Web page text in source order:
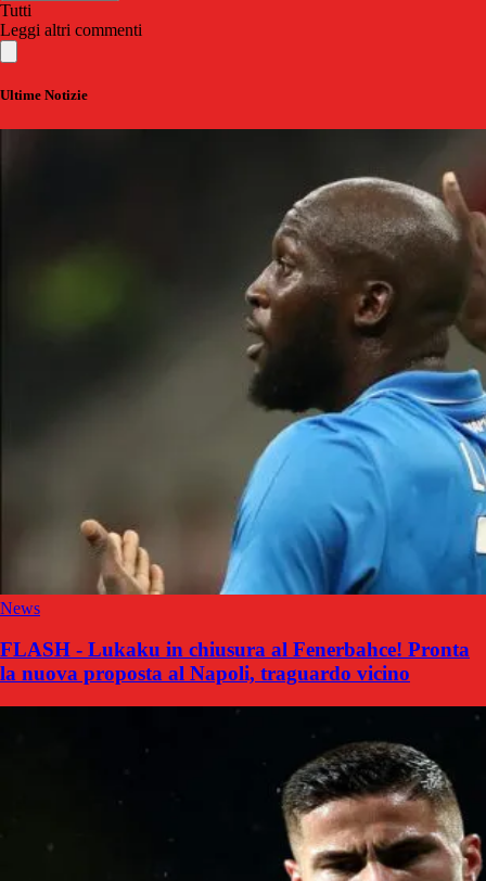
Tutti
Leggi altri commenti
Ultime Notizie
News
FLASH - Lukaku in chiusura al Fenerbahce! Pronta
la nuova proposta al Napoli, traguardo vicino